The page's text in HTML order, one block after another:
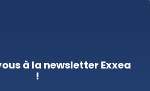
à la newsletter Exxea
!